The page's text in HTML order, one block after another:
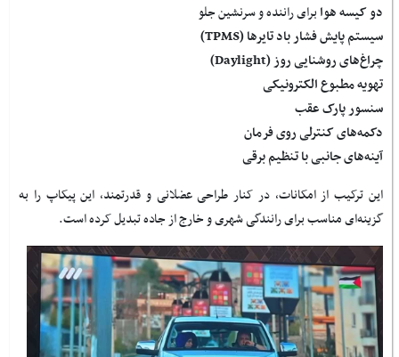
دو کیسه هوا برای راننده و سرنشین جلو
سیستم پایش فشار باد تایرها (TPMS)
چراغ‌های روشنایی روز (Daylight)
تهویه مطبوع الکترونیکی
سنسور پارک عقب
دکمه‌های کنترلی روی فرمان
آینه‌های جانبی با تنظیم برقی
این ترکیب از امکانات، در کنار طراحی عضلانی و قدرتمند، این پیکاپ را به
گزینه‌ای مناسب برای رانندگی شهری و خارج از جاده تبدیل کرده است.